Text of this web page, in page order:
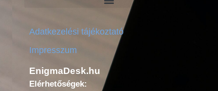
Adatkezelési tájékoztató
Impresszum
EnigmaDesk.hu
Elérhetőségek: